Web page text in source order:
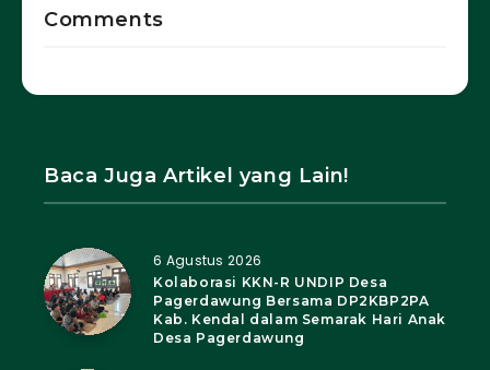
Comments
Baca Juga Artikel yang Lain!
6 Agustus 2026
Kolaborasi KKN-R UNDIP Desa
Pagerdawung Bersama DP2KBP2PA
Kab. Kendal dalam Semarak Hari Anak
Desa Pagerdawung